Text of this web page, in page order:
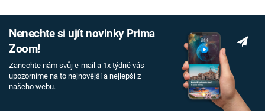
Nenechte si ujít novinky Prima
Zoom!
Zanechte nám svůj e-mail a 1x týdně vás
upozorníme na to nejnovější a nejlepší z
našeho webu.